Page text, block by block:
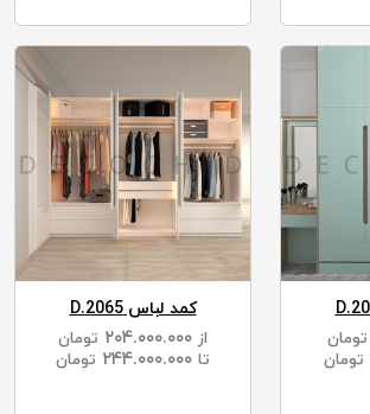
تومان
تومان
کمد لباس D.2065
از
تومان
تا
تومان